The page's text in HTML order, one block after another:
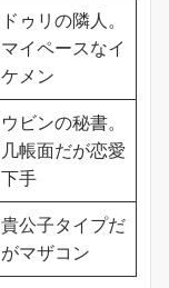
ドゥリの隣人。
マイペースなイ
ケメン
ウビンの秘書。
几帳面だが恋愛
下手
貴公子タイプだ
がマザコン